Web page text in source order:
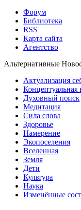
Форум
Библиотека
RSS
Карта сайта
Агентство
Альтернативные
Актуализация
Концептуальная
Духовный поиск
Медитация
Сила слова
Здоровье
Намерение
Экопоселения
Вселенная
Земля
Дети
Культура
Наука
Изменённые